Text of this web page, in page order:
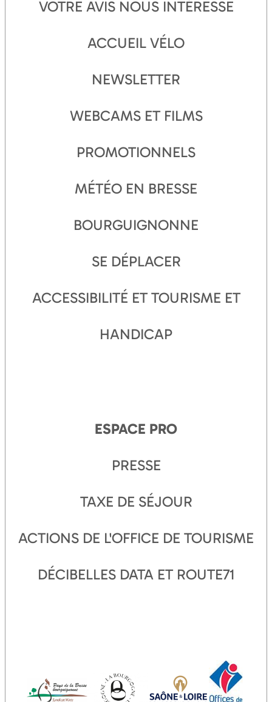
VOTRE AVIS NOUS INTÉRESSE
ACCUEIL VÉLO
NEWSLETTER
WEBCAMS ET FILMS
PROMOTIONNELS
MÉTÉO EN BRESSE
BOURGUIGNONNE
SE DÉPLACER
ACCESSIBILITÉ ET TOURISME ET
HANDICAP
ESPACE PRO
PRESSE
TAXE DE SÉJOUR
ACTIONS DE L'OFFICE DE TOURISME
DÉCIBELLES DATA ET ROUTE71